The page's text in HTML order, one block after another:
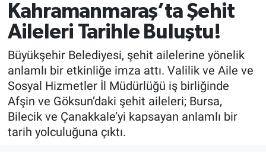
Kahramanmaraş’ta Şehit
Aileleri Tarihle Buluştu!
Büyükşehir Belediyesi, şehit ailelerine yönelik
anlamlı bir etkinliğe imza attı. Valilik ve Aile ve
Sosyal Hizmetler İl Müdürlüğü iş birliğinde
Afşin ve Göksun’daki şehit aileleri; Bursa,
Bilecik ve Çanakkale’yi kapsayan anlamlı bir
tarih yolculuğuna çıktı.